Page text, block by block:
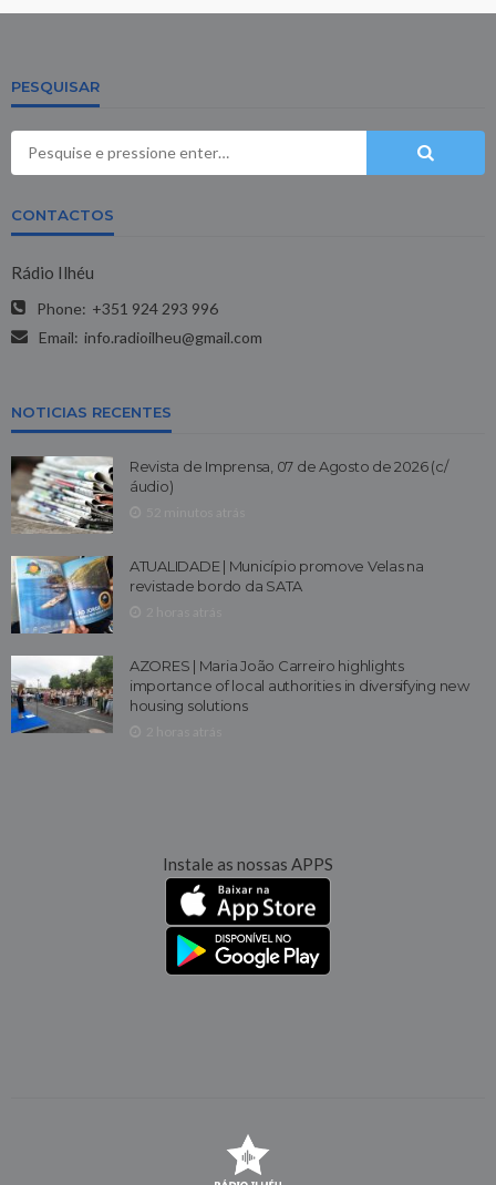
PESQUISAR
CONTACTOS
Rádio Ilhéu
Phone: +351 924 293 996
Email: info.radioilheu@gmail.com
NOTICIAS RECENTES
Revista de Imprensa, 07 de Agosto de 2026 (c/
áudio)
ATUALIDADE | Município promove Velas na
revistade bordo da SATA
AZORES | Maria João Carreiro highlights
importance of local authorities in diversifying new
housing solutions
Instale as nossas APPS